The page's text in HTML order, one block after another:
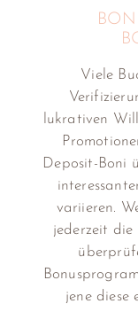
Viele
lukrativen
Deposit-Boni
variieren.
jederzeit die
jene diese